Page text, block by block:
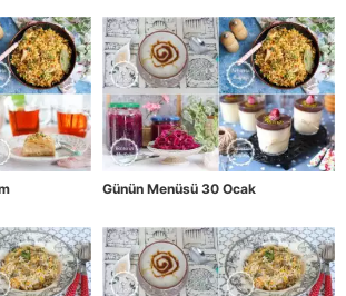
Günün Menüsü 30 Ocak